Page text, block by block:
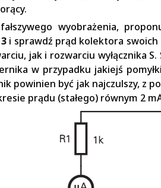
wyobrażenia,
i sprawdź prąd kolektora swoich
jak i rozwarciu wyłącznika
w przypadku jakiejś
powinien być jak najczulszy, z
prądu (stałego) równym 2